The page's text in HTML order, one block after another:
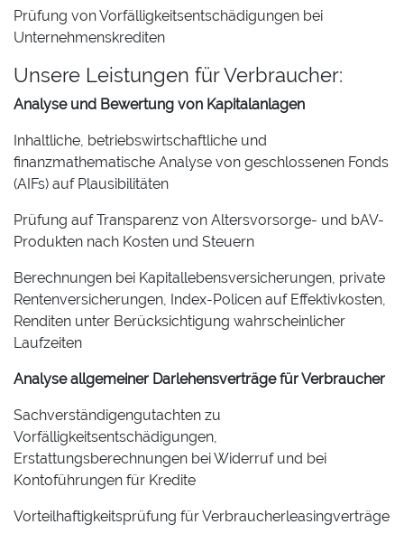
Prüfung von Vorfälligkeitsentschädigungen bei
Unternehmenskrediten
Unsere Leistungen für Verbraucher:
Analyse und Bewertung von Kapitalanlagen
Inhaltliche, betriebswirtschaftliche und
finanzmathematische Analyse von geschlossenen Fonds
(AIFs) auf Plausibilitäten
Prüfung auf Transparenz von Altersvorsorge- und bAV-
Produkten nach Kosten und Steuern
Berechnungen bei Kapitallebensversicherungen, private
Rentenversicherungen, Index-Policen auf Effektivkosten,
Renditen unter Berücksichtigung wahrscheinlicher
Laufzeiten
Analyse allgemeiner Darlehensverträge für Verbraucher
Sachverständigengutachten zu
Vorfälligkeitsentschädigungen,
Erstattungsberechnungen bei Widerruf und bei
Kontoführungen für Kredite
Vorteilhaftigkeitsprüfung für Verbraucherleasingverträge